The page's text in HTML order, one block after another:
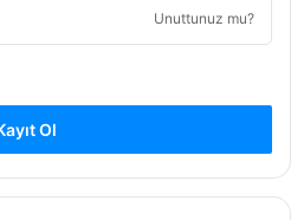
Unuttunuz mu?
Ol